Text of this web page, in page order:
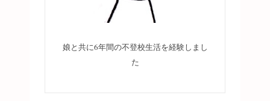
娘と共に6年間の不登校生活を経験しまし
た